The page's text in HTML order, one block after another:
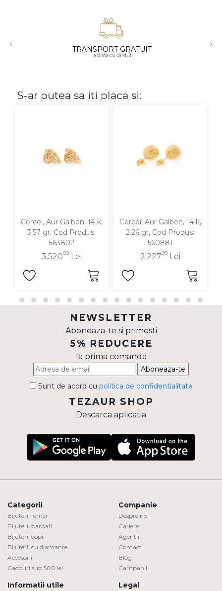
18K
‹ TRANSPORT GRATUIT
la plata cu cardul
›
S-ar putea sa iti placa si:
Cercei, Aur Galben, 14 k,
3.57 gr, Cod Produs:
563802
3.52000Lei
Cercei, Aur Galben, 14 k,
2.26 gr, Cod Produs:
560881
2.22799Lei
NEWSLETTER
Aboneaza-te si primesti
5% REDUCERE
la prima comanda
Aboneaza-te
Sunt de acord cu politica de confidentialitate
TEZAUR SHOP
Descarca aplicatia
Categorii
Bijuterii femei
Bijuterii barbati
Bijuterii copii
Bijuterii cu diamante
Accesorii
Cadouri sub 500 lei
Companie
Despre noi
Cariere
Agentii
Contact
Blog
Campanii
Informatii utile Legal